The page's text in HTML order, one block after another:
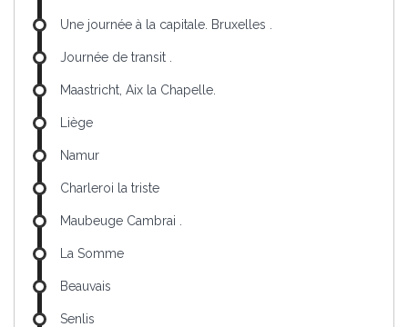
Une journée à la capitale. Bruxelles .
Journée de transit .
Maastricht, Aix la Chapelle.
Liège
Namur
Charleroi la triste
Maubeuge Cambrai .
La Somme
Beauvais
Senlis